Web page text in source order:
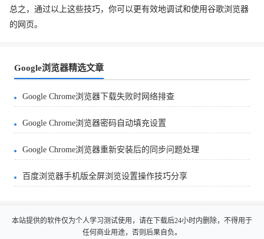
总之，通过以上这些技巧，你可以更有效地调试和使用谷歌浏览器
的网页。
Google浏览器精选文章
Google Chrome浏览器下载失败时网络排查
Google Chrome浏览器密码自动填充设置
Google Chrome浏览器重新安装后的同步问题处理
百度浏览器手机版全屏浏览设置操作技巧分享
本站提供的软件仅为个人学习测试使用，请在下载后24小时内删除，不得用于
任何商业用途，否则后果自负。